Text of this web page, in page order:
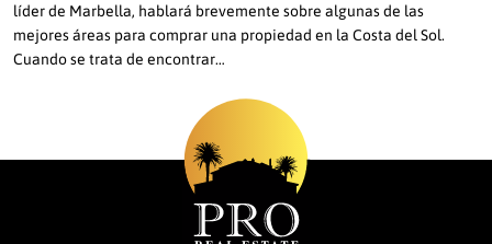
líder de Marbella, hablará brevemente sobre algunas de las
mejores áreas para comprar una propiedad en la Costa del Sol.
Cuando se trata de encontrar…